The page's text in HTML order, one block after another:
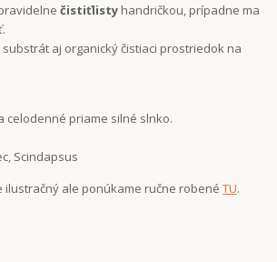
čistiťlisty handričkou, prípadne ma
aj organický čistiaci prostriedok na
celodenné priame silné slnko.
Scindapsus
ilustračný ale ponúkame ručne robené TU.